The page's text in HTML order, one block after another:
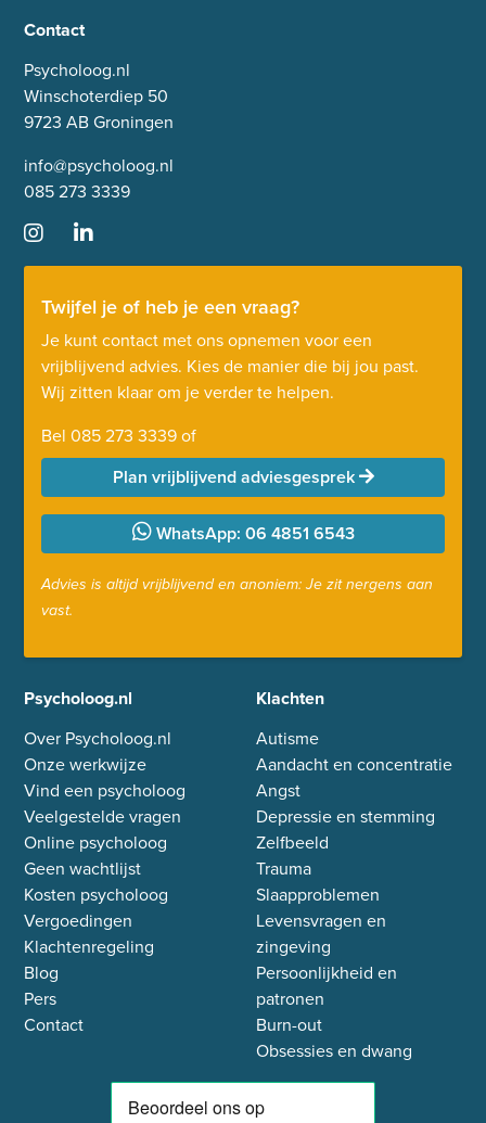
Contact
Psycholoog.nl
Winschoterdiep 50
9723 AB Groningen
info@psycholoog.nl
085 273 3339
Twijfel je of heb je een vraag?
Je kunt contact met ons opnemen voor een
vrijblijvend advies. Kies de manier die bij jou past.
Wij zitten klaar om je verder te helpen.
Bel 085 273 3339of
Plan vrijblijvend adviesgesprek
WhatsApp: 06 4851 6543
Advies is altijd vrijblijvend en anoniem: Je zit nergens aan
vast.
Psycholoog.nl
Over Psycholoog.nl
Onze werkwijze
Vind een psycholoog
Veelgestelde vragen
Online psycholoog
Geen wachtlijst
Kosten psycholoog
Vergoedingen
Klachtenregeling
Blog
Pers
Contact
Klachten
Autisme
Aandacht en concentratie
Angst
Depressie en stemming
Zelfbeeld
Trauma
Slaapproblemen
Levensvragen en
zingeving
Persoonlijkheid en
patronen
Burn-out
Obsessies en dwang